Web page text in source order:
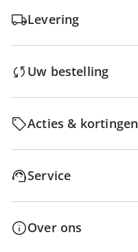
Levering
Uw bestelling
Acties & kortingen
Service
Over ons